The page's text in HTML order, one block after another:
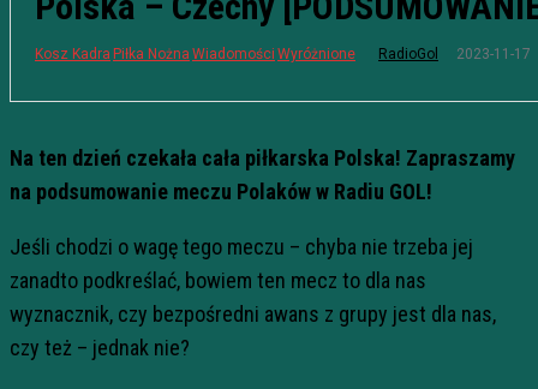
Kosz Kadra Piłka Nożna Wiadomości Wyróżnione RadioGol 2023-11-17
Na ten dzień czekała cała piłkarska Polska! Zapraszamy
na podsumowanie meczu Polaków w Radiu GOL!
Jeśli chodzi o wagę tego meczu – chyba nie trzeba jej
zanadto podkreślać, bowiem ten mecz to dla nas
wyznacznik, czy bezpośredni awans z grupy jest dla nas,
czy też – jednak nie?